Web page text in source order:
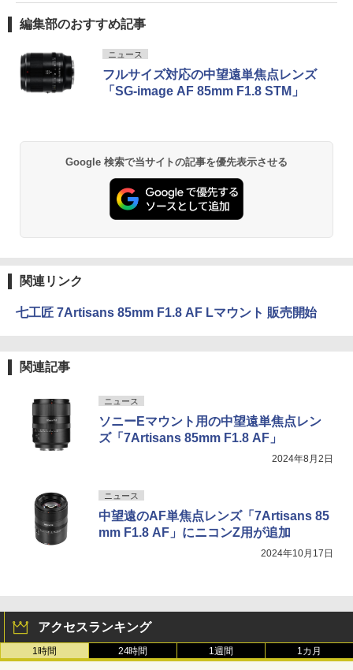
編集部のおすすめ記事
ニュース
フルサイズ対応の中望遠単焦点レンズ
「SG-image AF 85mm F1.8 STM」
Google 検索で当サイトの記事を優先表示させる
関連リンク
七工匠 7Artisans 85mm F1.8 AF Lマウント 販売開始
関連記事
ニュース
ソニーEマウント用の中望遠単焦点レン
ズ「7Artisans 85mm F1.8 AF」
2024年8月2日
ニュース
中望遠のAF単焦点レンズ「7Artisans 85
mm F1.8 AF」にニコンZ用が追加
2024年10月17日
アクセスランキング
1時間 24時間 1週間 1カ月